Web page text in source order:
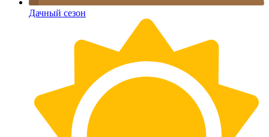
Дачный сезон